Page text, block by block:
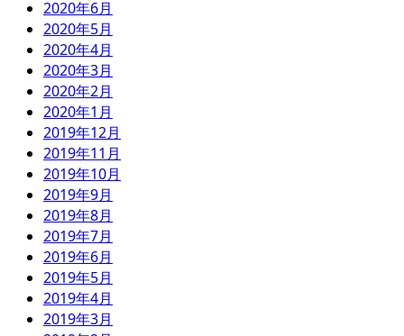
2020年6月
2020年5月
2020年4月
2020年3月
2020年2月
2020年1月
2019年12月
2019年11月
2019年10月
2019年9月
2019年8月
2019年7月
2019年6月
2019年5月
2019年4月
2019年3月